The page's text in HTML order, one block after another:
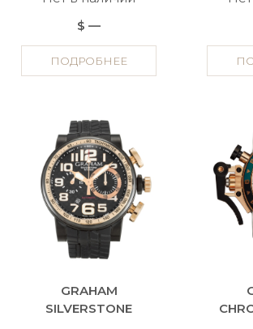
$ —
ПОДРОБНЕЕ
GRAHAM
SILVERSTONE